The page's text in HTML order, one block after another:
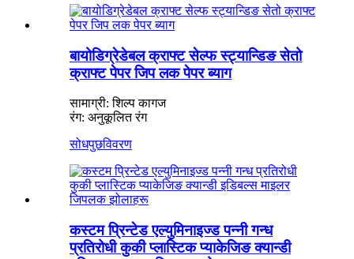
बायोडिग्रेडेबल क्राफ्ट सेल्फ स्ट्यान्डिङ सेतो
क्राफ्ट पेपर जिप लक पेपर ब्याग
सामाग्री: शिल्प कागज
रंग: अनुकूलित रंग
सोधपुछविवरण
कस्टम प्रिन्टेड एल्युमिनाइज्ड पन्नी गन्ध
प्रतिरोधी कुकी प्लास्टिक प्याकेजिङ क्यान्डी